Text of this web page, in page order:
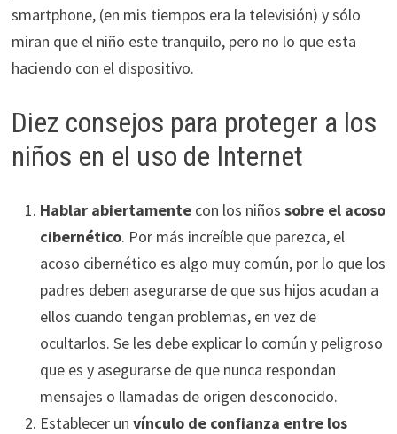
smartphone, (en mis tiempos era la televisión) y sólo
miran que el niño este tranquilo, pero no lo que esta
haciendo con el dispositivo.
Diez consejos para proteger a los
niños en el uso de Internet
Hablar abiertamente con los niños sobre el acoso
cibernético. Por más increíble que parezca, el
acoso cibernético es algo muy común, por lo que los
padres deben asegurarse de que sus hijos acudan a
ellos cuando tengan problemas, en vez de
ocultarlos. Se les debe explicar lo común y peligroso
que es y asegurarse de que nunca respondan
mensajes o llamadas de origen desconocido.
Establecer un vínculo de confianza entre los